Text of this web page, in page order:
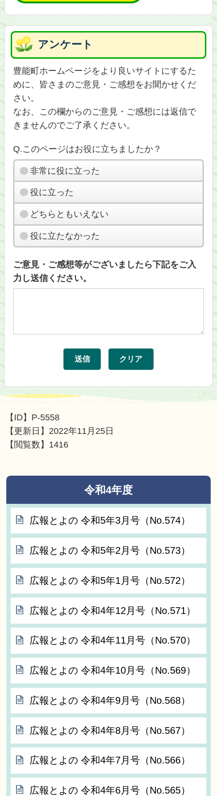
アンケート
豊能町ホームページをより良いサイトにするた
めに、皆さまのご意見・ご感想をお聞かせくだ
さい。
なお、この欄からのご意見・ご感想には返信で
きませんのでご了承ください。
Q.このページはお役に立ちましたか？
非常に役に立った
役に立った
どちらともいえない
役に立たなかった
ご意見・ご感想等がございましたら下記をご入
力し送信ください。
【ID】 P-5558
【更新日】 2022年11月25日
【閲覧数】 1416
令和4年度
広報とよの 令和5年3月号（No.574）
広報とよの 令和5年2月号（No.573）
広報とよの 令和5年1月号（No.572）
広報とよの 令和4年12月号（No.571）
広報とよの 令和4年11月号（No.570）
広報とよの 令和4年10月号（No.569）
広報とよの 令和4年9月号（No.568）
広報とよの 令和4年8月号（No.567）
広報とよの 令和4年7月号（No.566）
広報とよの 令和4年6月号（No.565）